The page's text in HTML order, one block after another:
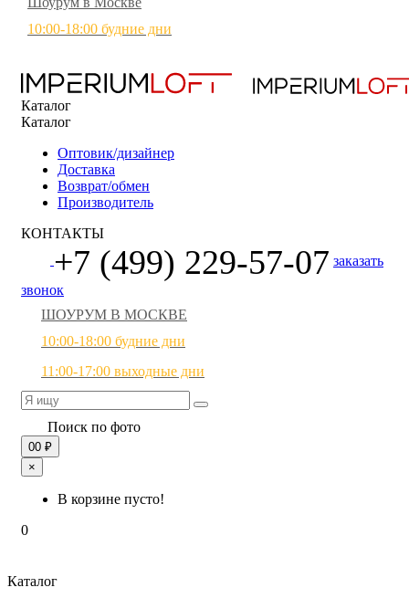
10:00-18:00 будние дни
Каталог
Каталог
Оптовик/дизайнер
Доставка
Возврат/обмен
Производитель
КОНТАКТЫ
+7 (499) 229-57-07 заказать
звонок
ШОУРУМ В МОСКВЕ
10:00-18:00 будние дни
11:00-17:00 выходные дни
Поиск по фото
00 ₽
×
В корзине пусто!
0
Каталог